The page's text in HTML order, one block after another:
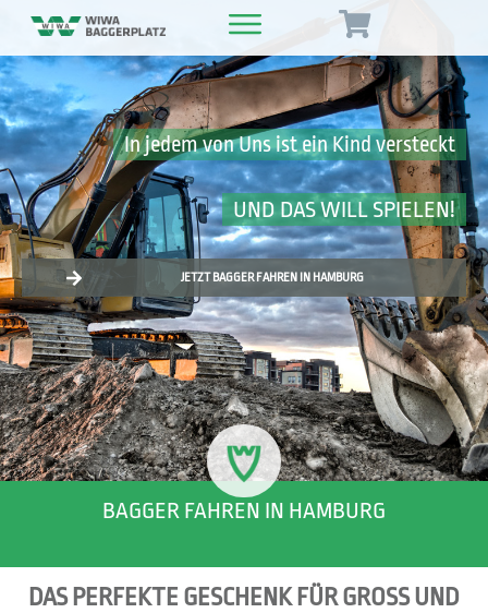
In jedem von Uns ist ein Kind versteckt
UND DAS WILL SPIELEN!
JETZT BAGGER FAHREN IN HAMBURG
BAGGER FAHREN IN HAMBURG
DAS PERFEKTE GESCHENK FÜR GROSS UND